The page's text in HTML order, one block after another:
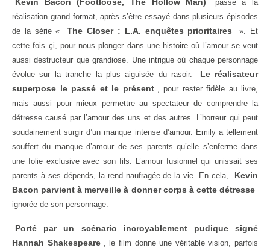
passe à la
réalisation grand format, après s’être essayé dans plusieurs épisodes
de la série «
The Closer : L.A. enquêtes prioritaires
». Et
cette fois çi, pour nous plonger dans une histoire où l’amour se veut
aussi destructeur que grandiose. Une intrigue où chaque personnage
évolue sur la tranche la plus aiguisée du rasoir.
Le réalisateur
superpose le passé et le présent , pour rester fidèle au livre,
mais aussi pour mieux permettre au spectateur de comprendre la
détresse causé par l’amour des uns et des autres. L’horreur qui peut
soudainement surgir d’un manque intense d’amour. Emily a tellement
souffert du manque d’amour de ses parents qu’elle s’enferme dans
une folie exclusive avec son fils. L’amour fusionnel qui unissait ses
parents à ses dépends, la rend naufragée de la vie. En cela,
Kevin
Bacon parvient à merveille à donner corps à cette détresse
ignorée de son personnage.
Porté par un scénario incroyablement pudique signé
Hannah Shakespeare , le film donne une véritable vision, parfois